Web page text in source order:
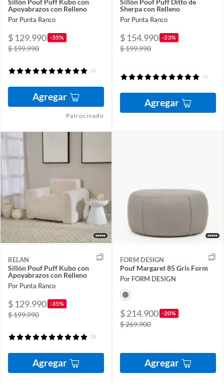
Sillón Pouf Puff Kubo con
Apoyabrazos con Relleno
Por Punta Ranco
$ 129.990 -35%
$ 199.990
(2)
Agregar
Patrocinado
Sillón Pouf Puff Ditto de
Sherpa con Relleno
Por Punta Ranco
$ 154.990 -23%
$ 199.990
(2)
Agregar
RELAN
Sillón Pouf Puff Kubo con
Apoyabrazos con Relleno
Por Punta Ranco
$ 129.990 -35%
$ 199.990
(3)
Agregar
FORM DESIGN
Pouf Margaret 85 Gris Form
Por FORM DESIGN
$ 214.900 -20%
$ 269.900
Agregar